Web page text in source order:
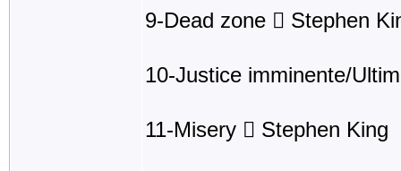
9-Dead zone  Stephen
10-Justice imminente/
11-Misery  Stephen King